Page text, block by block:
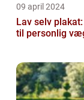
09 april 2024
Lav selv
til personlig